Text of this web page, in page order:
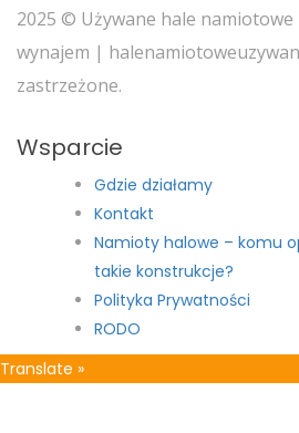
2025 © Używane hale namiotowe
wynajem |
zastrzeżone.
Wsparcie
Gdzie działamy
Kontakt
Namioty halowe – komu
takie konstrukcje?
Polityka Prywatności
RODO
Translate »